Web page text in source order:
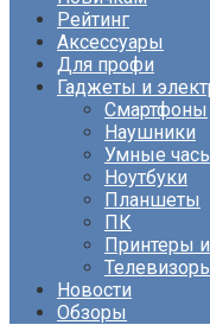
Рейтинг
Аксессуары
Для профи
Гаджеты и
Смартфоны
Наушники
Умные
Ноутбуки
Планшеты
ПК
Принтеры
Новости
Обзоры